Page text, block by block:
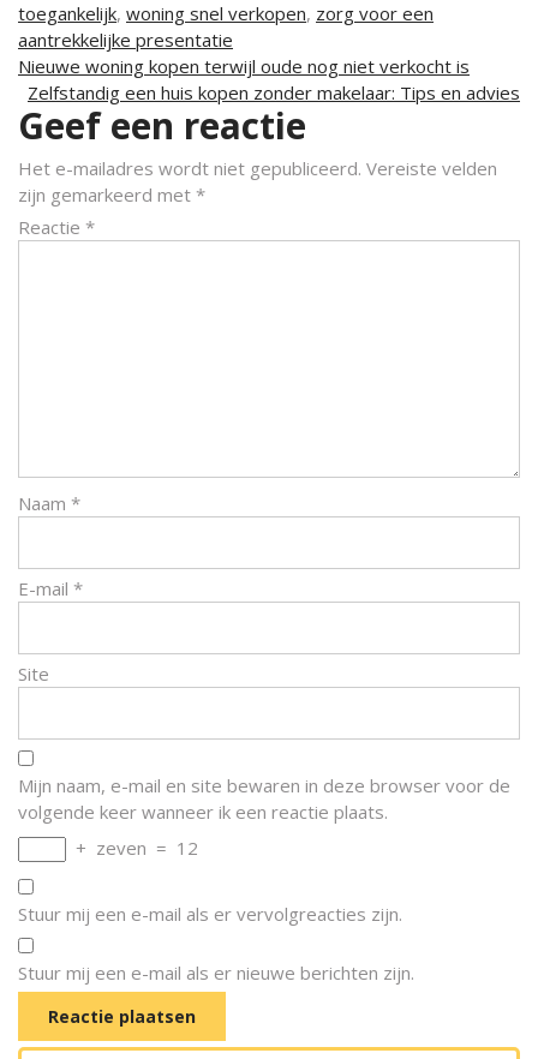
toegankelijk, woning snel verkopen, zorg voor een
aantrekkelijke presentatie
Berichtnavigatie
Nieuwe woning kopen terwijl oude nog niet verkocht is
Zelfstandig een huis kopen zonder makelaar: Tips en advies
Geef een reactie
Het e-mailadres wordt niet gepubliceerd. Vereiste velden
zijn gemarkeerd met *
Reactie *
Naam *
E-mail *
Site
Mijn naam, e-mail en site bewaren in deze browser voor de
volgende keer wanneer ik een reactie plaats.
+ zeven = 12
Stuur mij een e-mail als er vervolgreacties zijn.
Stuur mij een e-mail als er nieuwe berichten zijn.